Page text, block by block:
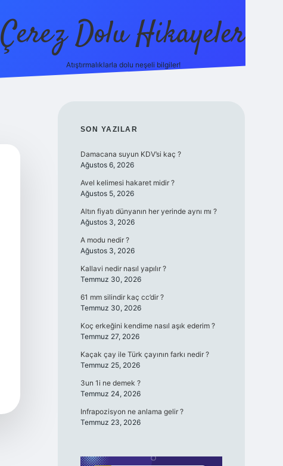
Çerez Dolu Hikayeler
Atıştırmalıklarla dolu neşeli bilgiler!
SIDEBAR
SON YAZILAR
Damacana suyun KDV’si kaç ?
Ağustos 6, 2026
Avel kelimesi hakaret midir ?
Ağustos 5, 2026
Altın fiyatı dünyanın her yerinde aynı mı ?
Ağustos 3, 2026
A modu nedir ?
Ağustos 3, 2026
Kallavi nedir nasıl yapılır ?
Temmuz 30, 2026
61 mm silindir kaç cc’dir ?
Temmuz 30, 2026
Koç erkeğini kendime nasıl aşık ederim ?
Temmuz 27, 2026
Kaçak çay ile Türk çayının farkı nedir ?
Temmuz 25, 2026
3un 1i ne demek ?
Temmuz 24, 2026
Infrapozisyon ne anlama gelir ?
Temmuz 23, 2026